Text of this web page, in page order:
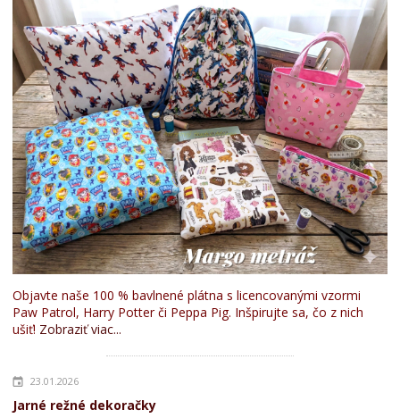
Objavte naše 100 % bavlnené plátna s licencovanými vzormi
Paw Patrol, Harry Potter či Peppa Pig. Inšpirujte sa, čo z nich
ušiť! Zobraziť viac...
23.01.2026
Jarné režné dekoračky